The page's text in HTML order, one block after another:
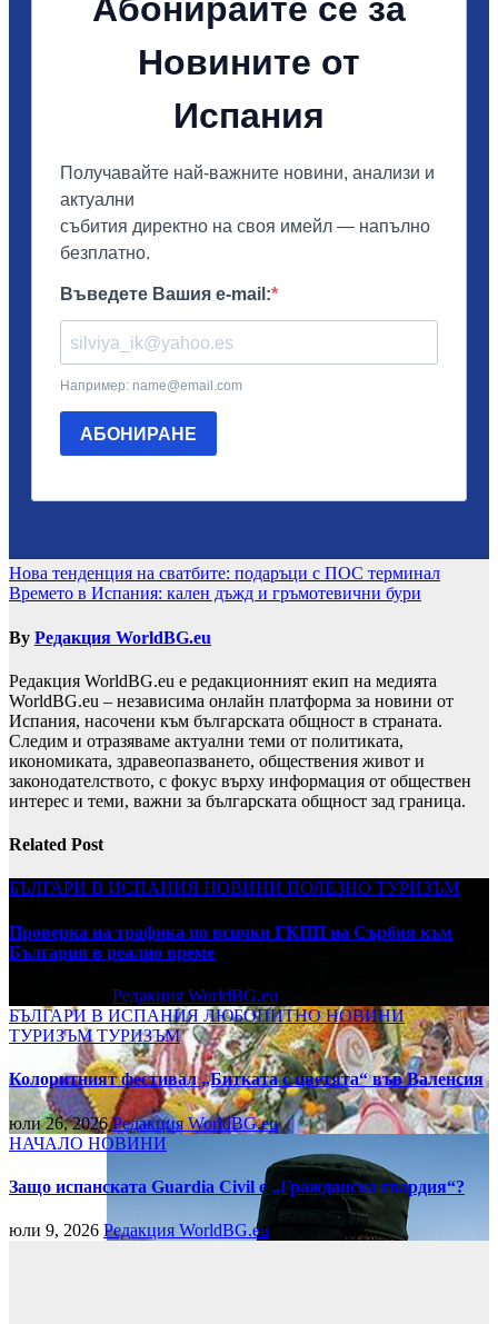
Навигация
Нова тенденция на сватбите: подаръци с ПОС терминал
Времето в Испания: кален дъжд и гръмотевични бури
By Редакция WorldBG.eu
Редакция WorldBG.eu е редакционният екип на медията
WorldBG.eu – независима онлайн платформа за новини от
Испания, насочени към българската общност в страната.
Следим и отразяваме актуални теми от политиката,
икономиката, здравеопазването, обществения живот и
законодателството, с фокус върху информация от обществен
интерес и теми, важни за българската общност зад граница.
Related Post
БЪЛГАРИ В ИСПАНИЯ НОВИНИ ПОЛЕЗНО ТУРИЗЪМ
Проверка на трафика по всички ГКПП на Сърбия към
България в реално време
Редакция WorldBG.eu
БЪЛГАРИ В ИСПАНИЯ ЛЮБОПИТНОНОВИНИ
ТУРИЗЪМТУРИЗЪМ
Колоритният фестивал „Битката с цветята“ във Валенсия
юли 26, 2026Редакция WorldBG.eu
НАЧАЛО НОВИНИ
Защо испанската Guardia Civil е „Гражданска гвардия“?
юли 9, 2026 Редакция WorldBG.eu